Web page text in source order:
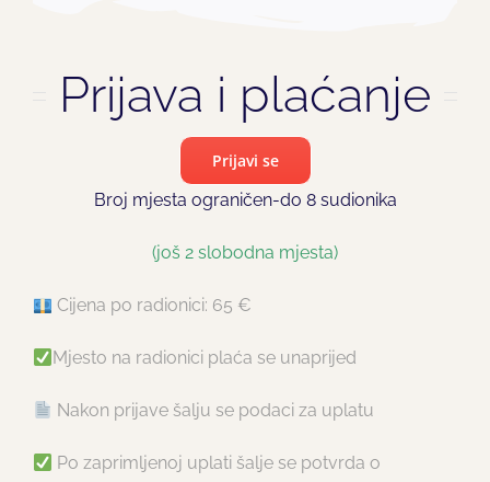
Prijava i plaćanje
Prijavi se
Broj mjesta ograničen-do 8 sudionika
(još 2 slobodna mjesta)
Cijena po radionici: 65 €
Mjesto na radionici plaća se unaprijed
Nakon prijave šalju se podaci za uplatu
Po zaprimljenoj uplati šalje se potvrda o